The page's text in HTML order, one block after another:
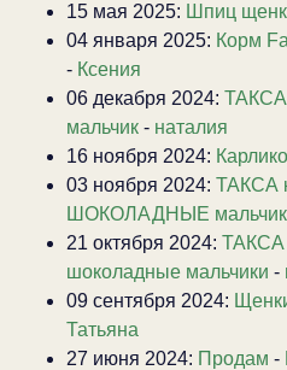
15 мая 2025: Шпиц
04 января 2025: Корм
- Ксения
06 декабря 2024: ТАКСА
мальчик - наталия
16 ноября 2024:
03 ноября 2024: ТАКСА
ШОКОЛАДНЫЕ
21 октября 2024: ТАКСА
шоколадные мальчики -
09 сентября 2024:
Татьяна
27 июня 2024: Продам -